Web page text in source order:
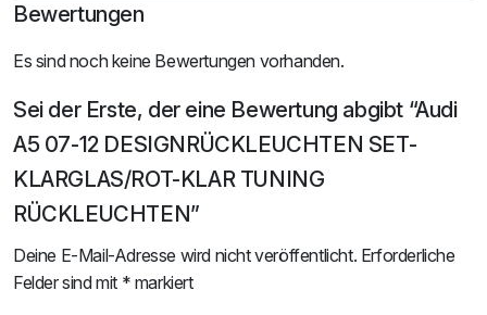
Bewertungen
Es sind noch keine Bewertungen vorhanden.
Sei der Erste, der eine Bewertung abgibt “Audi
A5 07-12 DESIGNRÜCKLEUCHTEN SET-
KLARGLAS/ROT-KLAR TUNING
RÜCKLEUCHTEN”
Deine E-Mail-Adresse wird nicht veröffentlicht. Erforderliche
Felder sind mit * markiert